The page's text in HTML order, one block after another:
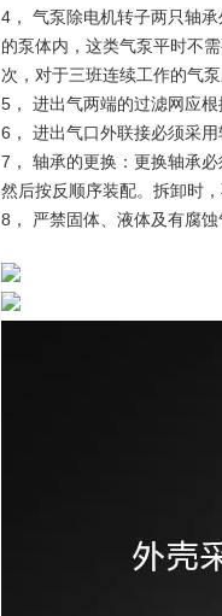
4， 气泵除电机转子两只轴
的泵体内，这类气泵平时不
次，对于三班连续工作的气
5， 进出气两端的过滤网应根
6， 进出气口外联接必须采
7， 轴承的更换：更换轴承
然后按反顺序装配。拆卸时
8， 严禁固体、液体及有腐蚀